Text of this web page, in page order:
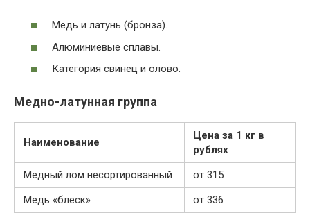
Медь и латунь (бронза).
Алюминиевые сплавы.
Категория свинец и олово.
Медно-латунная группа
Наименование
Цена за 1 кг в
рублях
Медный лом несортированный
от 315
Медь «блеск»
от 336